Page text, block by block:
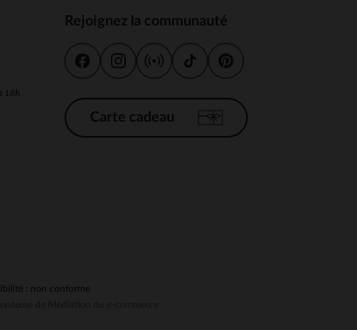
de confidentialité, en garantissant la conformité avec
18h
Rejoignez la communauté
Carte cadeau
: non conforme